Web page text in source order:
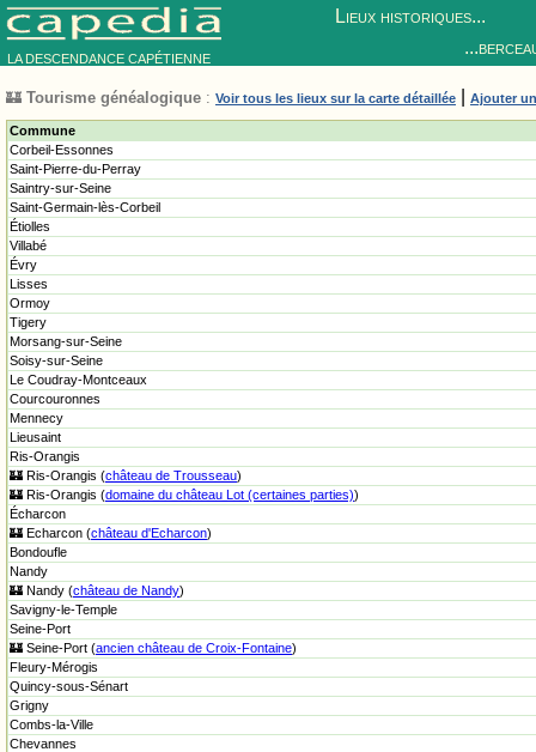
LA DESCENDANCE CAPÉTIENNE
Lieux historiques...
🏰 Tourisme généalogique : Voir tous les lieux sur la carte détaillée Ajouter
Commune
Corbeil-Essonnes
Saint-Pierre-du-Perray
Saintry-sur-Seine
Saint-Germain-lès-Corbeil
Étiolles
Villabé
Évry
Lisses
Ormoy
Tigery
Morsang-sur-Seine
Soisy-sur-Seine
Le Coudray-Montceaux
Courcouronnes
Mennecy
Lieusaint
Ris-Orangis
🏰 Ris-Orangis (château de Trousseau)
🏰 Ris-Orangis (domaine du château Lot (certaines parties))
Écharcon
🏰 Echarcon (château d'Echarcon)
Bondoufle
Nandy
🏰 Nandy (château de Nandy)
Savigny-le-Temple
Seine-Port
🏰 Seine-Port (ancien château de Croix-Fontaine)
Fleury-Mérogis
Quincy-sous-Sénart
Grigny
Combs-la-Ville
Chevannes